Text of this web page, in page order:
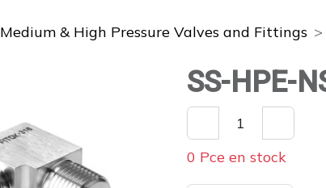
Medium & High Pressure Valves and Fittings
SS-HPE-
0 Pce en stock